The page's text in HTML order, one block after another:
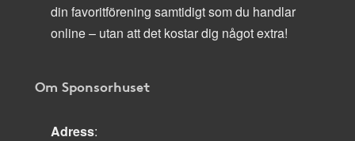
din favoritförening samtidigt som du handlar
online – utan att det kostar dig något extra!
Om Sponsorhuset
Adress: